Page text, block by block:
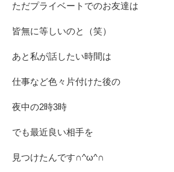
ただプライベートでのお友達は
皆無に等しいのと（笑）
あと私が話したい時間は
仕事など色々片付けた後の
夜中の2時3時
でも最近良い相手を
見つけたんです∩^ω^∩